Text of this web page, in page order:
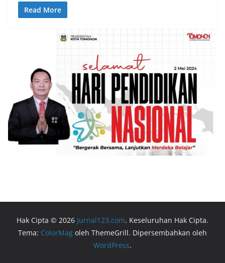
Read More
Hak Cipta © 2026 Jurnal123.com. Keseluruhan Hak Cipta.
Tema: ColorMag oleh ThemeGrill. Dipersembahkan oleh
WordPress.